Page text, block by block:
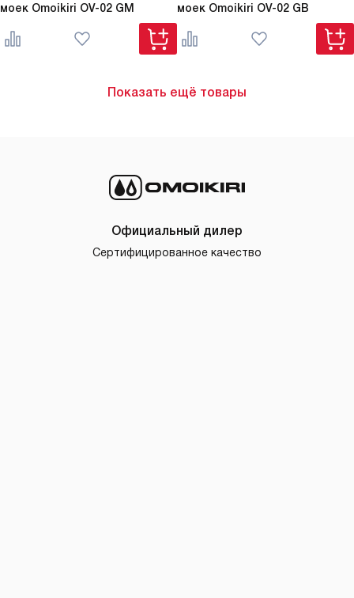
моек Omoikiri OV-02 GM
моек Omoikiri OV-02 GB
Показать ещё товары
Официальный дилер
Сертифицированное качество